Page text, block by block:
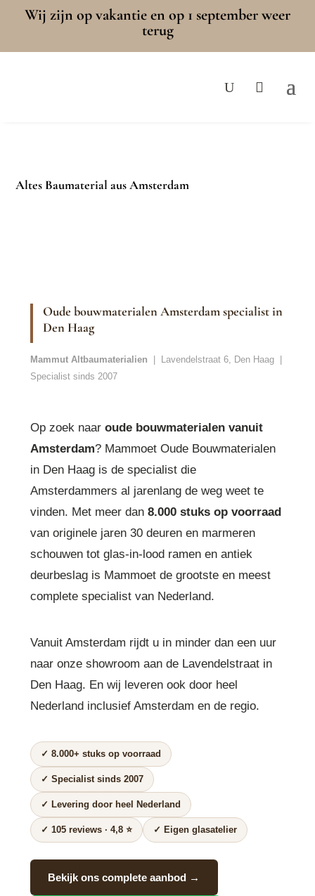
Wij zijn op vakantie en op 1 september weer
terug
Altes Baumaterial aus Amsterdam
Oude bouwmaterialen Amsterdam specialist in
Den Haag
Mammut Altbaumaterialien | Lavendelstraat 6, Den Haag |
Specialist sinds 2007
Op zoek naar oude bouwmaterialen vanuit
Amsterdam? Mammoet Oude Bouwmaterialen
in Den Haag is de specialist die
Amsterdammers al jarenlang de weg weet te
vinden. Met meer dan 8.000 stuks op voorraad
van originele jaren 30 deuren en marmeren
schouwen tot glas-in-lood ramen en antiek
deurbeslag is Mammoet de grootste en meest
complete specialist van Nederland.
Vanuit Amsterdam rijdt u in minder dan een uur
naar onze showroom aan de Lavendelstraat in
Den Haag. En wij leveren ook door heel
Nederland inclusief Amsterdam en de regio.
✓ 8.000+ stuks op voorraad
✓ Specialist sinds 2007
✓ Levering door heel Nederland
✓ 105 reviews · 4,8 ⭐ ✓ Eigen glasatelier
Bekijk ons complete aanbod →